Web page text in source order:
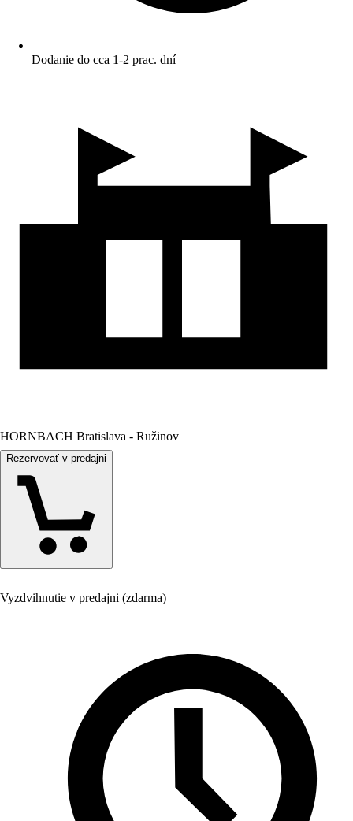
Dodanie do cca 1-2 prac. dní
HORNBACH Bratislava - Ružinov
Rezervovať v predajni
Vyzdvihnutie v predajni (zdarma)